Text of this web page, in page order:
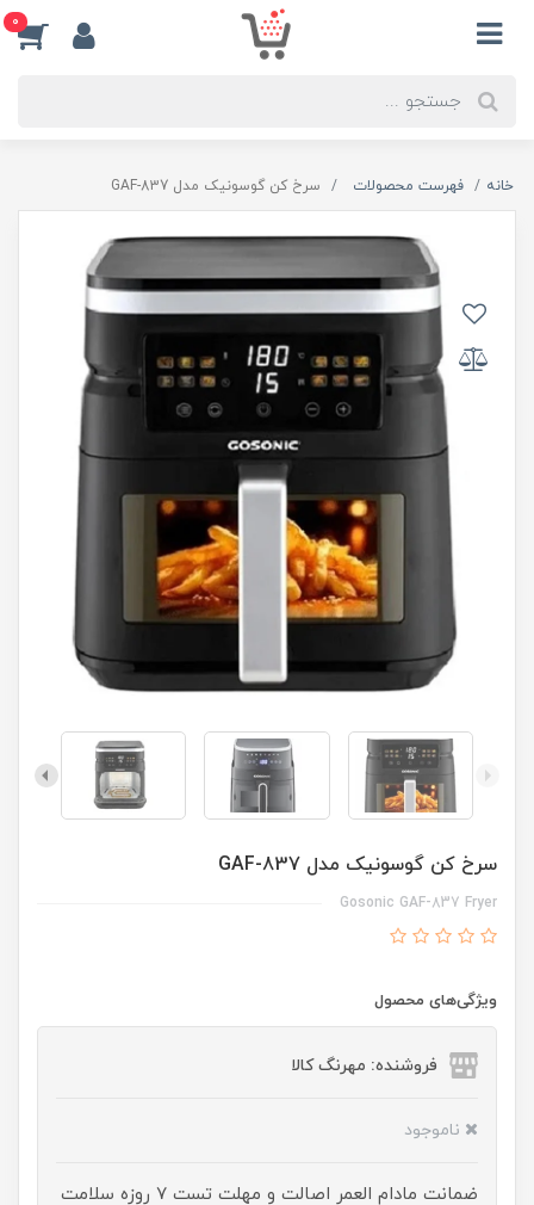
0
خانه فهرست محصولات سرخ کن گوسونیک مدل GAF-837
سرخ کن گوسونیک مدل GAF-837
Gosonic GAF-837 Fryer
ویژگی‌های محصول
فروشنده: مهرنگ کالا
ناموجود
ضمانت مادام العمر اصالت و مهلت تست ۷ روزه سلامت